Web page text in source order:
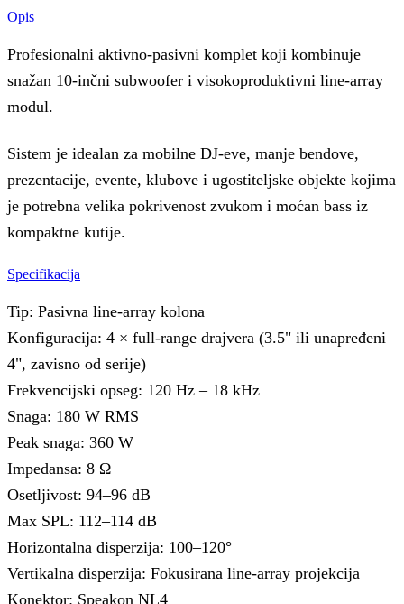
Opis
Profesionalni aktivno-pasivni komplet koji kombinuje
snažan 10-inčni subwoofer i visokoproduktivni line-array
modul.
Sistem je idealan za mobilne DJ-eve, manje bendove,
prezentacije, evente, klubove i ugostiteljske objekte kojima
je potrebna velika pokrivenost zvukom i moćan bass iz
kompaktne kutije.
Specifikacija
Tip: Pasivna line-array kolona
Konfiguracija: 4 × full-range drajvera (3.5" ili unapređeni
4", zavisno od serije)
Frekvencijski opseg: 120 Hz – 18 kHz
Snaga: 180 W RMS
Peak snaga: 360 W
Impedansa: 8 Ω
Osetljivost: 94–96 dB
Max SPL: 112–114 dB
Horizontalna disperzija: 100–120°
Vertikalna disperzija: Fokusirana line-array projekcija
Konektor: Speakon NL4